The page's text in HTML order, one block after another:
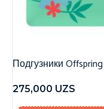
Подгузники
275,000 UZS